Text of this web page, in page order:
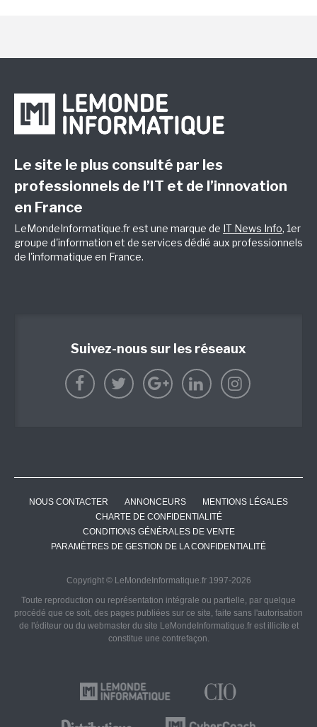
Le site le plus consulté par les
professionnels de l’IT et de l’innovation
en France
LeMondeInformatique.fr est une marque de IT News Info, 1er
groupe d'information et de services dédié aux professionnels
de l'informatique en France.
Suivez-nous sur les réseaux
NOUS CONTACTER ANNONCEURS
MENTIONS LÉGALES
CHARTE DE CONFIDENTIALITÉ
CONDITIONS GÉNÉRALES DE VENTE
PARAMÈTRES DE GESTION DE LA CONFIDENTIALITÉ
Copyright © LeMondeInformatique.fr 1997-2026
Toute reproduction ou représentation intégrale ou partielle, par quelque
procédé que ce soit, des pages publiées sur ce site, faite sans l'autorisation
de l'éditeur ou du webmaster du site LeMondeInformatique.fr est illicite et
constitue une contrefaçon.